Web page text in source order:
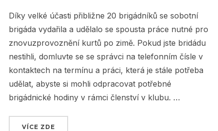
Díky velké účasti přibližne 20 brigádníků se sobotní
brigáda vydařila a udělalo se spousta práce nutné pro
znovuzprovoznění kurtů po zimě. Pokud jste bridádu
nestihli, domluvte se se správci na telefonním čísle v
kontaktech na termínu a práci, která je stále potřeba
udělat, abyste si mohli odpracovat potřebné
brigádnické hodiny v rámci členství v klubu. …
VÍCE ZDE